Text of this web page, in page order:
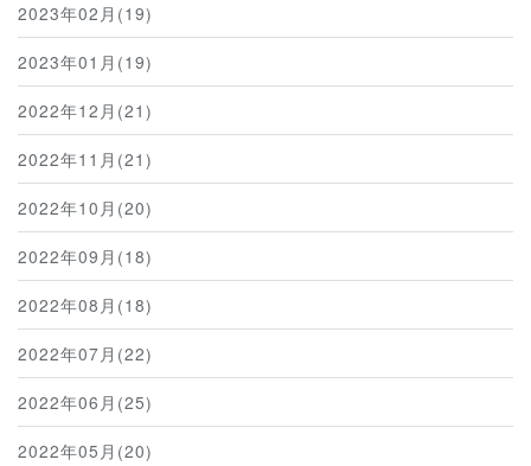
2023年02月(19)
2023年01月(19)
2022年12月(21)
2022年11月(21)
2022年10月(20)
2022年09月(18)
2022年08月(18)
2022年07月(22)
2022年06月(25)
2022年05月(20)